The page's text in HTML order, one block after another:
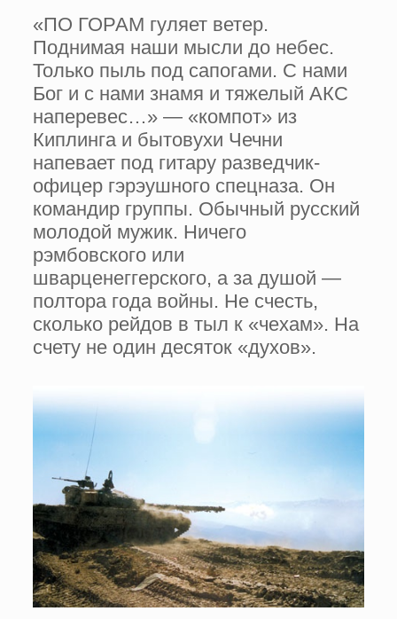
«ПО ГОРАМ гуляет ветер.
Поднимая наши мысли до небес.
Только пыль под сапогами. С нами
Бог и с нами знамя и тяжелый АКС
наперевес…» — «компот» из
Киплинга и бытовухи Чечни
напевает под гитару разведчик-
офицер гэрэушного спецназа. Он
командир группы. Обычный русский
молодой мужик. Ничего
рэмбовского или
шварценеггерского, а за душой —
полтора года войны. Не счесть,
сколько рейдов в тыл к «чехам». На
счету не один десяток «духов».